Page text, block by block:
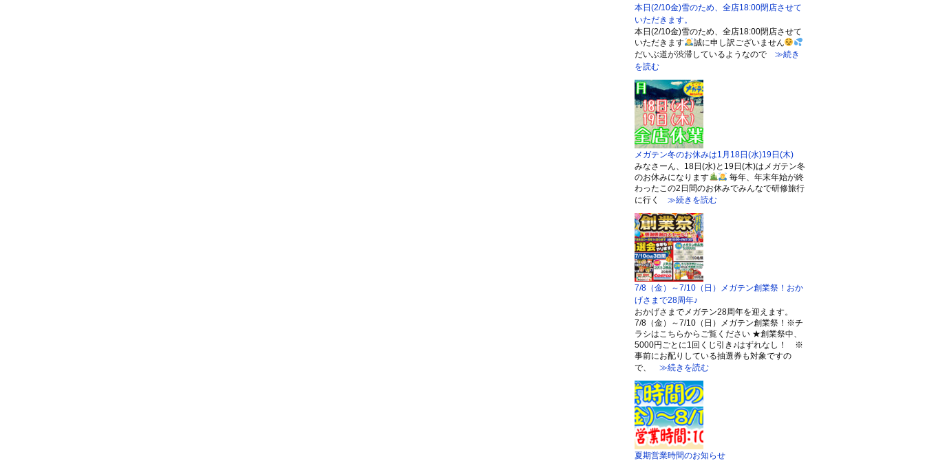
本日(2/10金)雪のため、全店18:00閉店させて
いただきます。
本日(2/10金)雪のため、全店18:00閉店させて
いただきます
誠に申し訳ございません
だいぶ道が渋滞しているようなので ≫続き
を読む
メガテン冬のお休みは1月18日(水)19日(木)
みなさーん、18日(水)と19日(木)はメガテン冬
のお休みになります
毎年、年末年始が終
わったこの2日間のお休みでみんなで研修旅行
に行く
≫続きを読む
7/8（金）～7/10（日）メガテン創業祭！おか
げさまで28周年♪
おかげさまでメガテン28周年を迎えます。
7/8（金）～7/10（日）メガテン創業祭！※チ
ラシはこちらからご覧ください ★創業祭中、
5000円ごとに1回くじ引き♪はずれなし！ ※
事前にお配りしている抽選券も対象ですの
で、
≫続きを読む
夏期営業時間のお知らせ